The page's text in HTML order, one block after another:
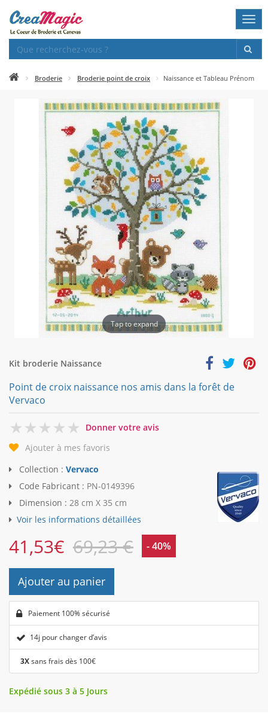
Broderie Broderie point de croix Naissance et Tableau Prénom
Tap to expand
Kit broderie Naissance
Point de croix naissance nos amis dans la forêt de
Vervaco
0
Donner votre avis
Ajouter à mes favoris
Collection : Vervaco
Code Fabricant : PN-0149396
Dimension : 28 cm X 35 cm
Voir les informations détaillées
41,53€ 69,23 € - 40%
Ajouter au panier
Paiement 100% sécurisé
14j pour changer d’avis
3Xsans frais dès 100€
Expédié sous 3 à 5 Jours